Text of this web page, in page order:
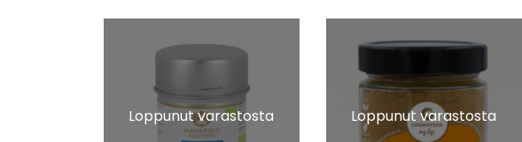
Loppunut varastosta Loppunut varastosta